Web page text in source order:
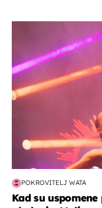
POKROVITELJ WATA
Kad su